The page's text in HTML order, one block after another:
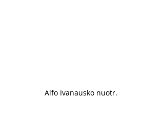
Alfo Ivanausko nuotr.